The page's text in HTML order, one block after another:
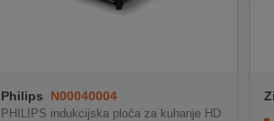
Philips N00040004
PHILIPS indukcijska ploča za kuhanje HD